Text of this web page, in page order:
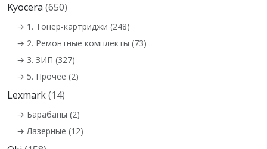
Kyocera (650)
→ 1. Тонер-картриджи (248)
→ 2. Ремонтные комплекты (73)
→ 3. ЗИП (327)
→ 5. Прочее (2)
Lexmark(14)
→ Барабаны (2)
→ Лазерные (12)